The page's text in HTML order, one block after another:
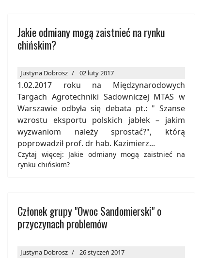
Jakie odmiany mogą zaistnieć na rynku
chińskim?
Justyna Dobrosz 02 luty 2017
1.02.2017 roku na Międzynarodowych
Targach Agrotechniki Sadowniczej MTAS w
Warszawie odbyła się debata pt.: " Szanse
wzrostu eksportu polskich jabłek – jakim
wyzwaniom należy sprostać?", którą
poprowadził prof. dr hab. Kazimierz...
Czytaj więcej: Jakie odmiany mogą zaistnieć na
rynku chińskim?
Członek grupy "Owoc Sandomierski" o
przyczynach problemów
Justyna Dobrosz 26 styczeń 2017